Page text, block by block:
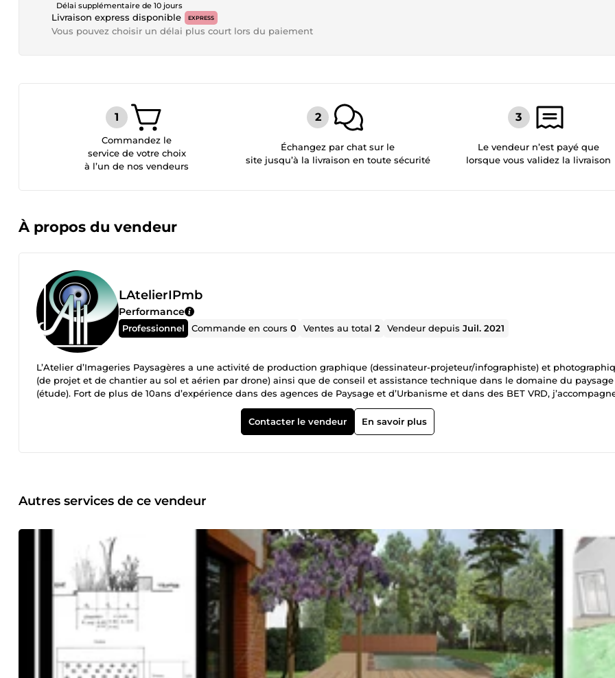
Délai supplémentaire de 10 jours
Livraison express disponible EXPRESS
Vous pouvez choisir un délai plus court lors du paiement
Commandez le
service de votre choix
à l’un de nos vendeurs
Échangez par chat sur le
site jusqu’à la livraison en toute sécurité
Le vendeur n’est payé que
lorsque vous validez la livraison
À propos du vendeur
LAtelierIPmb
Performance
Professionnel Commande en cours0 Ventes au total2 Vendeur depuisJuil. 2021
L’Atelier d’Imageries Paysagères a une activité de production graphique (dessinateur-projeteur/infographiste) et
(de projet et de chantier au sol et aérien par drone) ainsi que de conseil et assistance technique dans le domaine du paysage
(étude). Fort de plus de 10ans d’expérience dans des agences de Paysage et d’Urbanisme et dans des BET VRD,
maitres d’oeuvre dans la réalisation des études de projet d’aménagement graphiquement et techniquement. Ma sensibilité
graphique ainsi que ma maitrise logicielle 2D comme 3D vous permettront de créer les supports de communication les plus
adaptés à tous types d’interlocuteurs allant du plus ludique et expressif pour la présentation aux usagers lors de
Contacter le vendeur En savoir plus
Autres services de ce vendeur